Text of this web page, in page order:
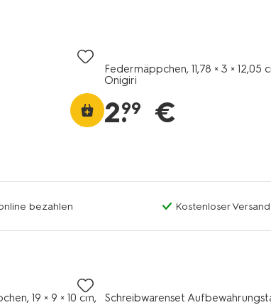
Federmäppchen, 11,78 × 3 × 12,05
Onigiri
2.
99 €
bezahlen Kostenloser
19 × 9 × 10 cm,
Schreibwarenset